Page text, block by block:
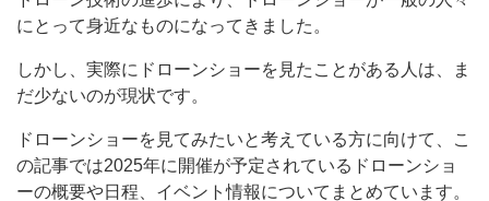
にとって身近なものになってきました。
しかし、実際にドローンショーを見たことがある人は、ま
だ少ないのが現状です。
ドローンショーを見てみたいと考えている方に向けて、こ
の記事では2025年に開催が予定されているドローンショ
ーの概要や日程、イベント情報についてまとめています。